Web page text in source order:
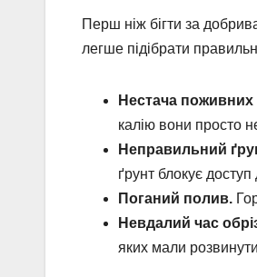
Перш ніж бігти за
легше підібрати
Нестача
калію вони просто
Неправильний
ґрунт блокує
Поганий полив.
Невдалий час
яких мали